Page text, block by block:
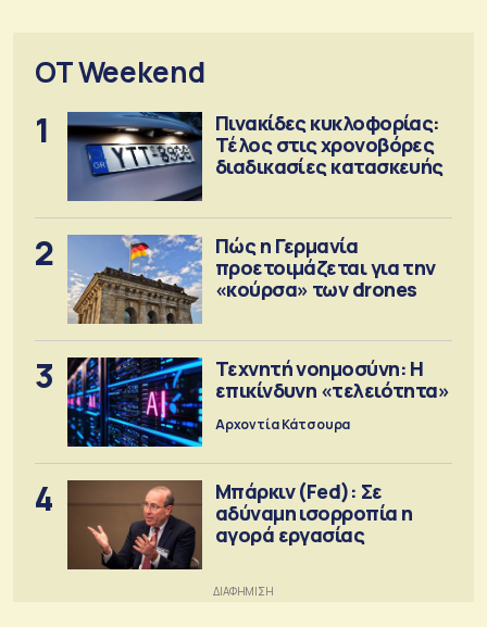
OT Weekend
1
Πινακίδες κυκλοφορίας:
Τέλος στις χρονοβόρες
διαδικασίες κατασκευής
2
Πώς η Γερμανία
προετοιμάζεται για την
«κούρσα» των drones
3
Τεχνητή νοημοσύνη: Η
επικίνδυνη «τελειότητα»
Αρχοντία Κάτσουρα
4
Μπάρκιν (Fed): Σε
αδύναμη ισορροπία η
αγορά εργασίας